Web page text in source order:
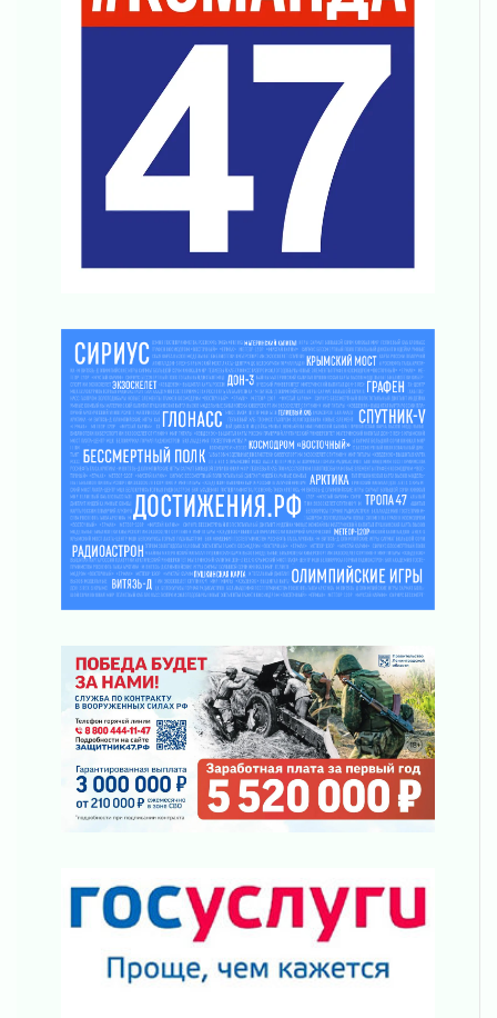
Ленинградцы — бойцам «Барс-Ленинградец»
31 июля 2026
Маршрутами будущего — к заветной цели
«Корвет» на страже
31 июля 2026
Правила для жизни
В Шлиссельбурге прошла акция «Белый
Новые возможности для творчества
31 июля 2026
За сухими цифрами — реальная жизнь
31 июля 2026
От инженера-создателя к волонтёрам
«Созидателям»
31 июля 2026
Генеральная репетиция векового юбилея
31 июля 2026
Открытое сердце и стремление делать добро
31 июля 2026
Давайте разберемся!
30 июля 2026
Круглую ригу в Гатчине отреставрируют в
2027 году
30 июля 2026
Путешествие к западным рубежам
30 июля 2026
Лаголовская общеобразовательная школа
Ленобласть наводит порядок на дорогах и в
перевозках
Комфортное лето: в Ленобласти 30 июля